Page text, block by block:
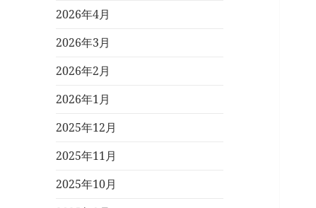
2026年4月
2026年3月
2026年2月
2026年1月
2025年12月
2025年11月
2025年10月